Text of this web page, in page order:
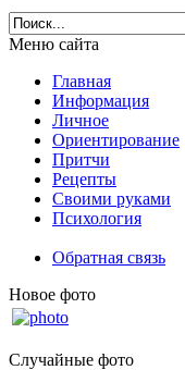
Меню сайта
Главная
Информация
Личное
Ориентирование
Притчи
Рецепты
Своими руками
Психология
Обратная связь
Новое фото
Случайные фото